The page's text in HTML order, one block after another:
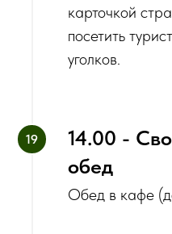
карточкой
посетить
уголков.
14.00 -
обед
Обед в кафе